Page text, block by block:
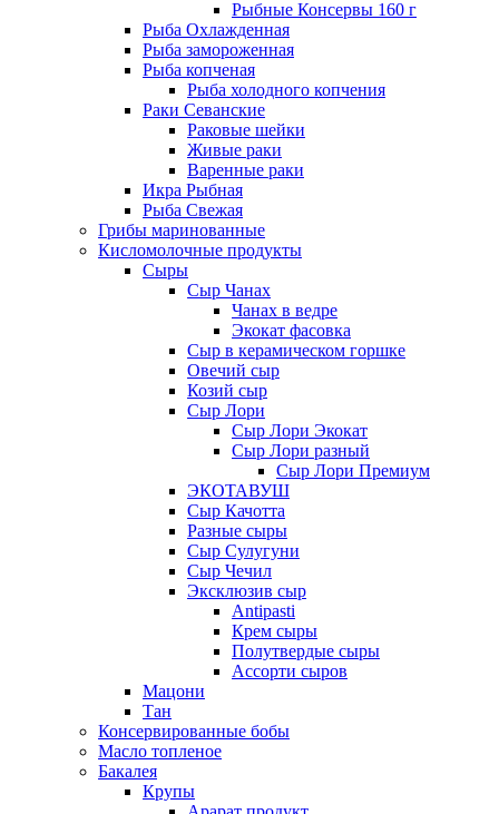
Рыбные Консервы 160 г
Рыба Охлажденная
Рыба замороженная
Рыба копченая
Рыба холодного копчения
Раки Севанские
Раковые шейки
Живые раки
Варенные раки
Икра Рыбная
Рыба Свежая
Грибы маринованные
Кисломолочные продукты
Сыры
Сыр Чанах
Чанах в ведре
Экокат фасовка
Сыр в керамическом горшке
Овечий сыр
Козий сыр
Сыр Лори
Сыр Лори Экокат
Сыр Лори разный
Сыр Лори Премиум
ЭКОТАВУШ
Сыр Качотта
Разные сыры
Сыр Сулугуни
Сыр Чечил
Эксклюзив сыр
Antipasti
Крем сыры
Полутвердые сыры
Ассорти сыров
Мацони
Тан
Консервированные бобы
Масло топленое
Бакалея
Крупы